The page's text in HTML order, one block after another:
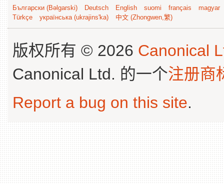
Български (Bəlgarski) Deutsch English suomi français
magyar
Türkçe
українська (ukrajins'ka) 中文 (Zhongwen,繁)
版权所有 © 2026 Canonical
Canonical Ltd. 的一个注册商
Report a bug on this site.